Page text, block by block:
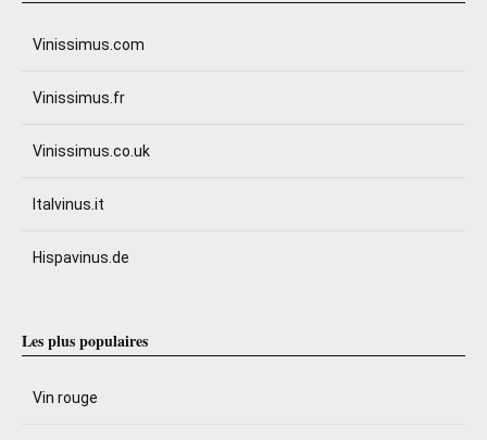
Vinissimus.com
Vinissimus.fr
Vinissimus.co.uk
Italvinus.it
Hispavinus.de
Les plus populaires
Vin rouge